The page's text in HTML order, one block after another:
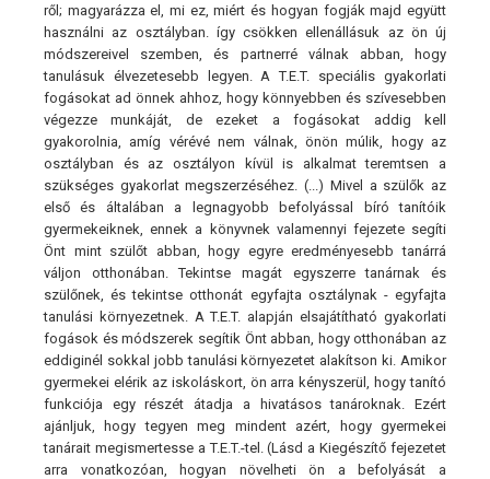
ről; magyarázza el, mi ez, miért és hogyan fogják majd együtt
használni az osztályban. így csökken ellenállásuk az ön új
módszereivel szemben, és partnerré válnak abban, hogy
tanulásuk élvezetesebb legyen. A T.E.T. speciális gyakorlati
fogásokat ad önnek ahhoz, hogy könnyebben és szívesebben
végezze munkáját, de ezeket a fogásokat addig kell
gyakorolnia, amíg vérévé nem válnak, önön múlik, hogy az
osztályban és az osztályon kívül is alkalmat teremtsen a
szükséges gyakorlat megszerzéséhez. (...) Mivel a szülők az
első és általában a legnagyobb befolyással bíró tanítóik
gyermekeiknek, ennek a könyvnek valamennyi fejezete segíti
Önt mint szülőt abban, hogy egyre eredményesebb tanárrá
váljon otthonában. Tekintse magát egyszerre tanárnak és
szülőnek, és tekintse otthonát egyfajta osztálynak - egyfajta
tanulási környezetnek. A T.E.T. alapján elsajátítható gyakorlati
fogások és módszerek segítik Önt abban, hogy otthonában az
eddiginél sokkal jobb tanulási környezetet alakítson ki. Amikor
gyermekei elérik az iskoláskort, ön arra kényszerül, hogy tanító
funkciója egy részét átadja a hivatásos tanároknak. Ezért
ajánljuk, hogy tegyen meg mindent azért, hogy gyermekei
tanárait megismertesse a T.E.T.-tel. (Lásd a Kiegészítő fejezetet
arra vonatkozóan, hogyan növelheti ön a befolyását a